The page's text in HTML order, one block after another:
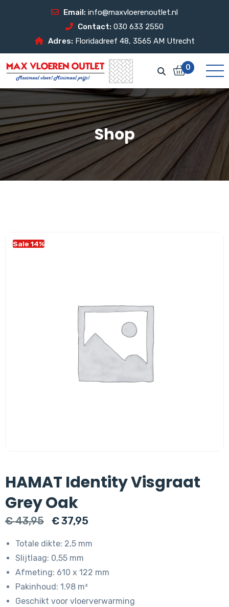
Email: info@maxvloerenoutlet.nl
Contact: 030 633 2550
Adres: Floridadreef 48, 3565 AM Utrecht
0
Shop
Sale 14%
HAMAT Identity Visgraat
Grey Oak
€43,95
Oorspronkelijke
€ 43,95.
€37,95
€ 37,95.
Totale dikte: 2,5 mm
Slijtlaag: 0,55 mm
Afmeting: 610 x 122 mm
Pakinhoud: 1.98 m²
Geschikt voor vloerverwarming